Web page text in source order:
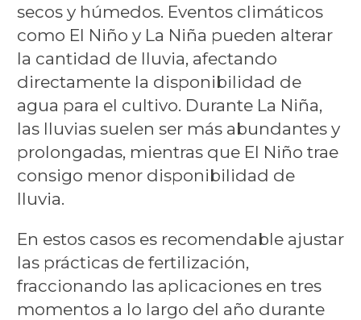
secos y húmedos. Eventos climáticos
como El Niño y La Niña pueden alterar
la cantidad de lluvia, afectando
directamente la disponibilidad de
agua para el cultivo. Durante La Niña,
las lluvias suelen ser más abundantes y
prolongadas, mientras que El Niño trae
consigo menor disponibilidad de
lluvia.
En estos casos es recomendable ajustar
las prácticas de fertilización,
fraccionando las aplicaciones en tres
momentos a lo largo del año durante